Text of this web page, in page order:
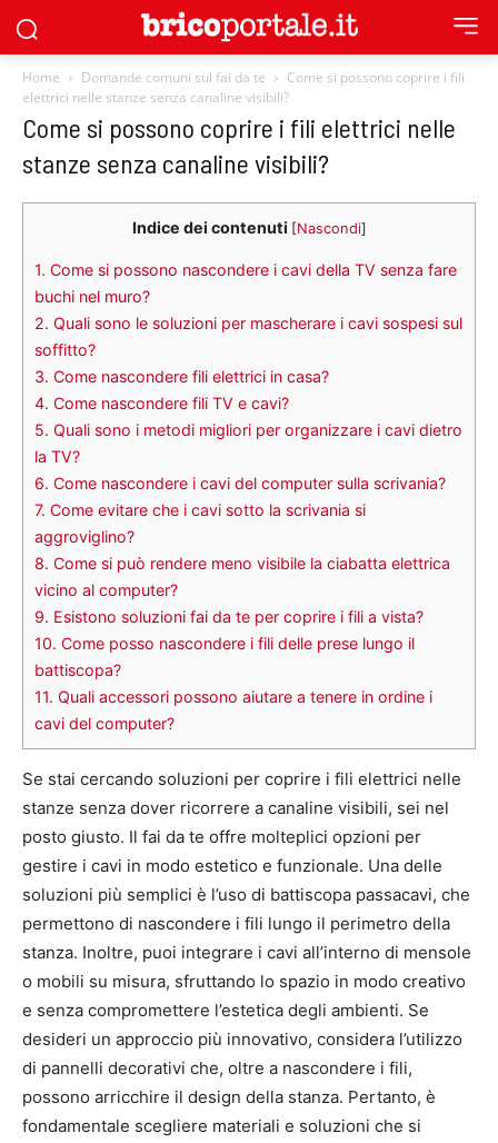
Home Domande comuni sul fai da te
Come si possono coprire i fili
elettrici nelle stanze senza canaline visibili?
Come si possono coprire i fili elettrici nelle
stanze senza canaline visibili?
Indice dei contenuti [Nascondi]
1. Come si possono nascondere i cavi della TV senza fare
buchi nel muro?
2. Quali sono le soluzioni per mascherare i cavi sospesi sul
soffitto?
3. Come nascondere fili elettrici in casa?
4. Come nascondere fili TV e cavi?
5. Quali sono i metodi migliori per organizzare i cavi dietro
la TV?
6. Come nascondere i cavi del computer sulla scrivania?
7. Come evitare che i cavi sotto la scrivania si
aggroviglino?
8. Come si può rendere meno visibile la ciabatta elettrica
vicino al computer?
9. Esistono soluzioni fai da te per coprire i fili a vista?
10. Come posso nascondere i fili delle prese lungo il
battiscopa?
11. Quali accessori possono aiutare a tenere in ordine i
cavi del computer?
Se stai cercando soluzioni per coprire i fili elettrici nelle
stanze senza dover ricorrere a canaline visibili, sei nel
posto giusto. Il fai da te offre molteplici opzioni per
gestire i cavi in modo estetico e funzionale. Una delle
soluzioni più semplici è l’uso di battiscopa passacavi, che
permettono di nascondere i fili lungo il perimetro della
stanza. Inoltre, puoi integrare i cavi all’interno di mensole
o mobili su misura, sfruttando lo spazio in modo creativo
e senza compromettere l’estetica degli ambienti. Se
desideri un approccio più innovativo, considera l’utilizzo
di pannelli decorativi che, oltre a nascondere i fili,
possono arricchire il design della stanza. Pertanto, è
fondamentale scegliere materiali e soluzioni che si